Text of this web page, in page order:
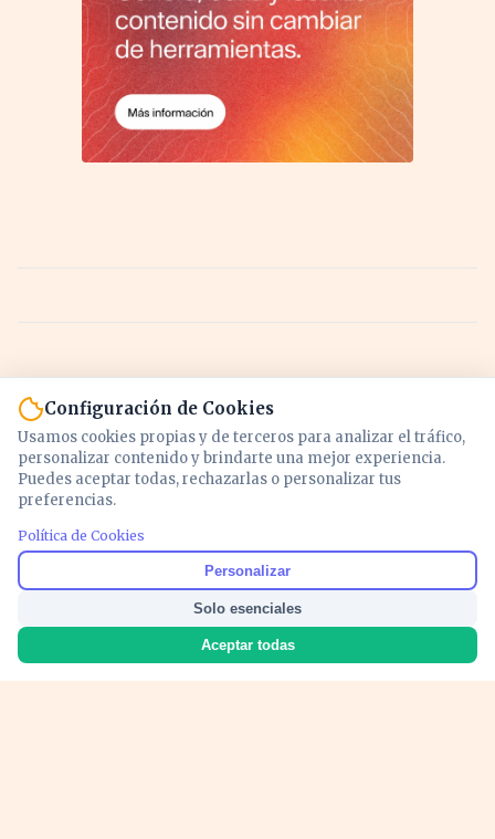
Noticias y análisis de economía, mercados,
inversión y política. Información actualizada
para entender lo que mueve tu dinero y tu
país.
Configuración de Cookies
Usamos cookies propias y de terceros para analizar el tráfico,
personalizar contenido y brindarte una mejor experiencia.
Puedes aceptar todas, rechazarlas o personalizar tus
preferencias.
Política de Cookies
Personalizar
Solo esenciales
Aceptar todas